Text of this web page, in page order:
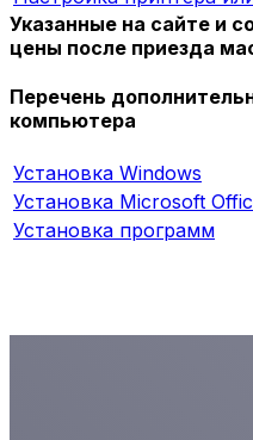
Указанные на сайте и
цены после приезда
Перечень
компьютера
Установка Windows
Установка Microsoft
Установка программ